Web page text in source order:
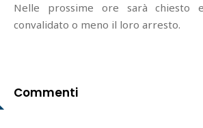
Nelle prossime ore sarà chiesto
convalidato o meno il loro arresto.
Commenti